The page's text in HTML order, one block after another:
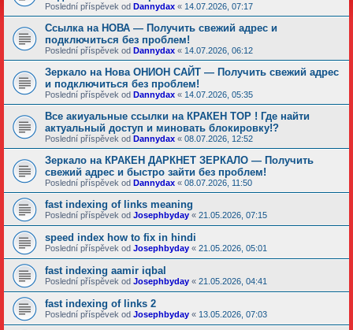
Poslední příspěvek od Dannydax « 14.07.2026, 07:17
Ссылка на НОВА — Получить свежий адрес и
подключиться без проблем!
Poslední příspěvek od Dannydax « 14.07.2026, 06:12
Зеркало на Нова ОНИОН САЙТ — Получить свежий адрес
и подключиться без проблем!
Poslední příspěvek od Dannydax « 14.07.2026, 05:35
Все акиуальные ссылки на КРАКЕН ТОР ! Где найти
актуальный доступ и миновать блокировку!?
Poslední příspěvek od Dannydax « 08.07.2026, 12:52
Зеркало на КРАКЕН ДАРКНЕТ ЗЕРКАЛО — Получить
свежий адрес и быстро зайти без проблем!
Poslední příspěvek od Dannydax « 08.07.2026, 11:50
fast indexing of links meaning
Poslední příspěvek od Josephbyday « 21.05.2026, 07:15
speed index how to fix in hindi
Poslední příspěvek od Josephbyday « 21.05.2026, 05:01
fast indexing aamir iqbal
Poslední příspěvek od Josephbyday « 21.05.2026, 04:41
fast indexing of links 2
Poslední příspěvek od Josephbyday « 13.05.2026, 07:03